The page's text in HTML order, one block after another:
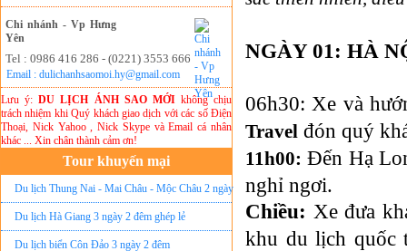
Chi nhánh - Vp Hưng
Yên
Tel : 0986 416 286 - (0221) 3553 666
Email : dulichanhsaomoi.hy@gmail.com
Lưu ý:DU LỊCH ÁNH SAO MỚIkhông chịu
trách nhiệm khi Quý khách giao dịch với các số Điện
Thoại, Nick Yahoo , Nick Skype và Email cá nhân
khác ... Xin chân thành cảm ơn!
Tour khuyến mại
Du lịch Thung Nai - Mai Châu - Mộc Châu 2 ngày
ghép lẻ
Du lịch Hà Giang 3 ngày 2 đêm ghép lẻ
Du lịch biển Côn Đảo 3 ngày 2 đêm
NGÀY 01: HÀ
06h30: Xe và
Travel đón quý
11h00: Đến Hạ
nghỉ ngơi.
Chiều: Xe đưa
khu du lịch quốc